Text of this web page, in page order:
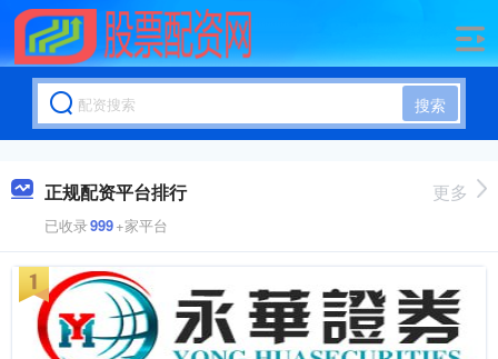
搜索
正规配资平台排行
已收录999+家平台
更多